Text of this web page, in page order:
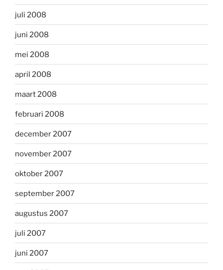
juli 2008
juni 2008
mei 2008
april 2008
maart 2008
februari 2008
december 2007
november 2007
oktober 2007
september 2007
augustus 2007
juli 2007
juni 2007